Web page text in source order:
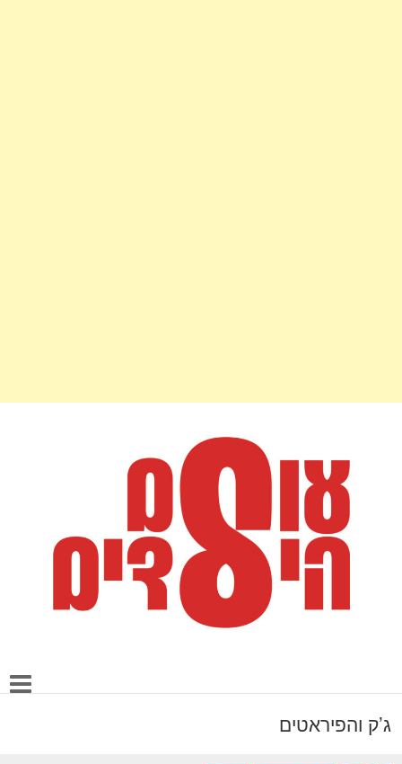
ג’ק והפיראטים